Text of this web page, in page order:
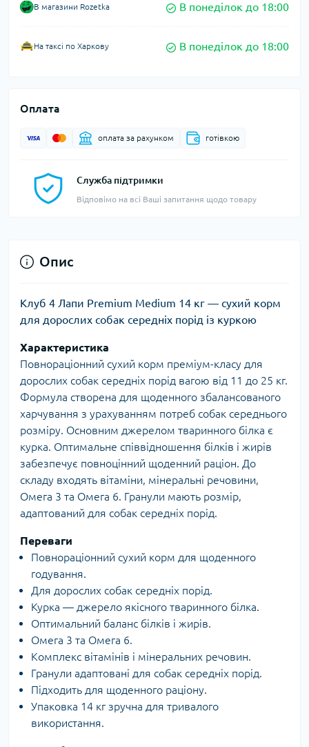
В магазини Rozetka В понеділок до 18:00
На таксі по Харкову В понеділок до 18:00
Оплата
оплата за рахунком готівкою
Служба підтримки
Відповімо на всі Ваші запитання щодо товару
Опис
Клуб 4 Лапи Premium Medium 14 кг — сухий корм
для дорослих собак середніх порід із куркою
Характеристика
Повнораціонний сухий корм преміум-класу для
дорослих собак середніх порід вагою від 11 до 25 кг.
Формула створена для щоденного збалансованого
харчування з урахуванням потреб собак середнього
розміру. Основним джерелом тваринного білка є
курка. Оптимальне співвідношення білків і жирів
забезпечує повноцінний щоденний раціон. До
складу входять вітаміни, мінеральні речовини,
Омега 3 та Омега 6. Гранули мають розмір,
адаптований для собак середніх порід.
Переваги
Повнораціонний сухий корм для щоденного
годування.
Для дорослих собак середніх порід.
Курка — джерело якісного тваринного білка.
Оптимальний баланс білків і жирів.
Омега 3 та Омега 6.
Комплекс вітамінів і мінеральних речовин.
Гранули адаптовані для собак середніх порід.
Підходить для щоденного раціону.
Упаковка 14 кг зручна для тривалого
використання.